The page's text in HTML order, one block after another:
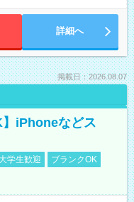
詳細へ
掲載日：2026.08.07
】iPhoneなどス
大学生歓迎
ブランクOK